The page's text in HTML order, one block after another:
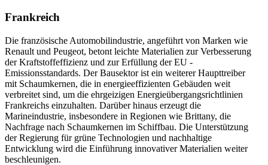
Frankreich
Die französische Automobilindustrie, angeführt von Marken wie
Renault und Peugeot, betont leichte Materialien zur Verbesserung
der Kraftstoffeffizienz und zur Erfüllung der EU -
Emissionsstandards. Der Bausektor ist ein weiterer Haupttreiber
mit Schaumkernen, die in energieeffizienten Gebäuden weit
verbreitet sind, um die ehrgeizigen Energieübergangsrichtlinien
Frankreichs einzuhalten. Darüber hinaus erzeugt die
Marineindustrie, insbesondere in Regionen wie Brittany, die
Nachfrage nach Schaumkernen im Schiffbau. Die Unterstützung
der Regierung für grüne Technologien und nachhaltige
Entwicklung wird die Einführung innovativer Materialien weiter
beschleunigen.